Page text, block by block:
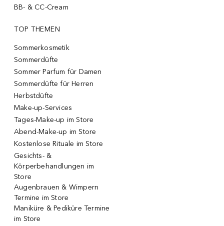
BB- & CC-Cream
TOP THEMEN
Sommerkosmetik
Sommerdüfte
Sommer Parfum für Damen
Sommerdüfte für Herren
Herbstdüfte
Make-up-Services
Tages-Make-up im Store
Abend-Make-up im Store
Kostenlose Rituale im Store
Gesichts- &
Körperbehandlungen im
Store
Augenbrauen & Wimpern
Termine im Store
Maniküre & Pediküre Termine
im Store